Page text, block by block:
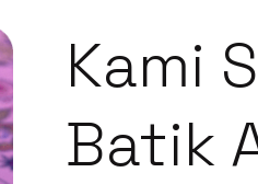
Kami
Batik